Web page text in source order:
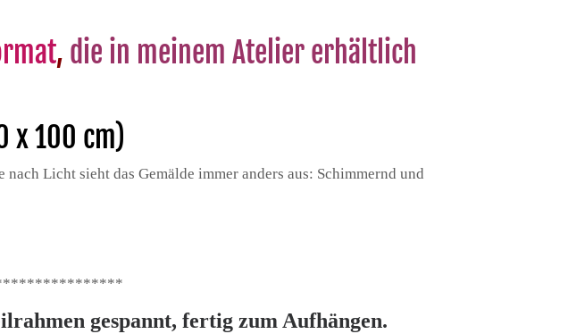
, die in meinem Atelier erhältlich
x 100 cm)
Licht sieht das Gemälde immer anders aus: Schimmernd und
gespannt, fertig zum Aufhängen.